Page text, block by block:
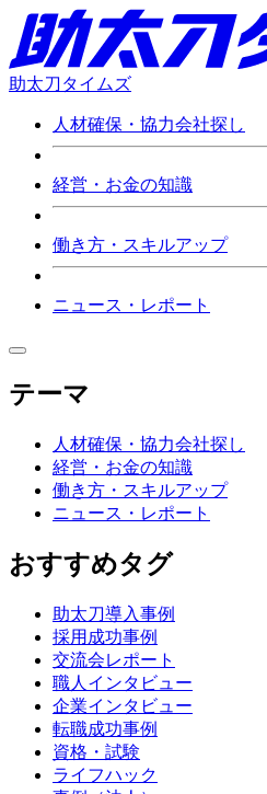
助太刀タイムズ
人材確保・協力会社探し
経営・お金の知識
働き方・スキルアップ
ニュース・レポート
テーマ
人材確保・協力会社探し
経営・お金の知識
働き方・スキルアップ
ニュース・レポート
おすすめタグ
助太刀導入事例
採用成功事例
交流会レポート
職人インタビュー
企業インタビュー
転職成功事例
資格・試験
ライフハック